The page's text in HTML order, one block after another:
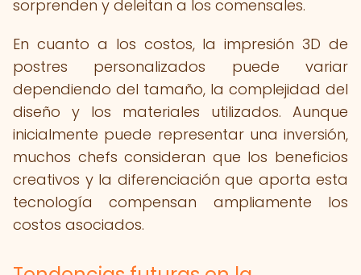
sorprenden y deleitan a los comensales.
En cuanto a los costos, la impresión 3D de
postres personalizados puede variar
dependiendo del tamaño, la complejidad del
diseño y los materiales utilizados. Aunque
inicialmente puede representar una inversión,
muchos chefs consideran que los beneficios
creativos y la diferenciación que aporta esta
tecnología compensan ampliamente los
costos asociados.